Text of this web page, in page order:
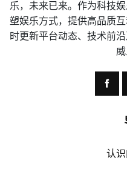
乐，未来已来。作为科技
塑娱乐方式，提供高品质
时更新平台动态、技术前
威
认识